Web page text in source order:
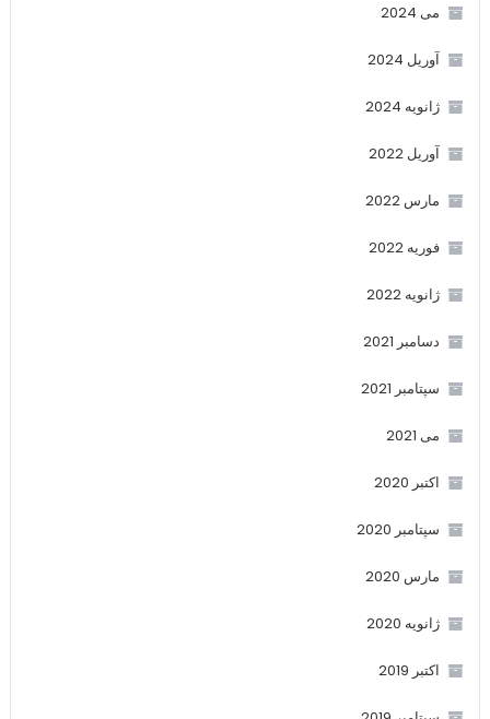
می 2024
آوریل 2024
ژانویه 2024
آوریل 2022
مارس 2022
فوریه 2022
ژانویه 2022
دسامبر 2021
سپتامبر 2021
می 2021
اکتبر 2020
سپتامبر 2020
مارس 2020
ژانویه 2020
اکتبر 2019